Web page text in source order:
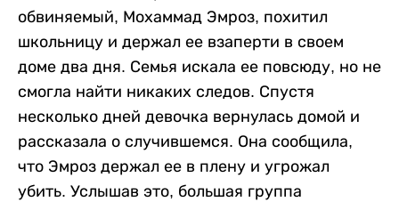
обвиняемый, Мохаммад Эмроз, похитил
школьницу и держал ее взаперти в своем
доме два дня. Семья искала ее повсюду, но не
смогла найти никаких следов. Спустя
несколько дней девочка вернулась домой и
рассказала о случившемся. Она сообщила,
что Эмроз держал ее в плену и угрожал
убить. Услышав это, большая группа